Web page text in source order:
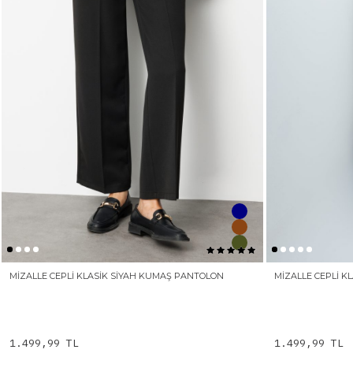
MIZALLE CEPLI KLASIK SIYAH KUMAŞ PANTOLON
1.499,99 TL
MIZALLE CEPLI
1.499,99 TL